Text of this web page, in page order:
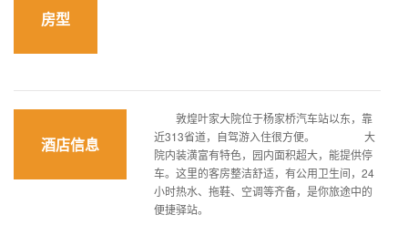
房型
酒店信息
敦煌叶家大院位于杨家桥汽车站以东，靠
近313省道，自驾游入住很方便。 大
院内装潢富有特色，园内面积超大，能提供停
车。这里的客房整洁舒适，有公用卫生间，24
小时热水、拖鞋、空调等齐备，是你旅途中的
便捷驿站。